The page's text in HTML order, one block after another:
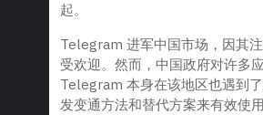
起。
Telegram 进军中国市场，因其
受欢迎。然而，中国政府对许多
Telegram 本身在该地区也遇到
发变通方法和替代方案来有效使